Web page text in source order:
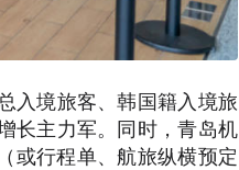
入境旅客、韩国籍入境旅
长主力军。同时，青岛机
或行程单、航旅纵横预定